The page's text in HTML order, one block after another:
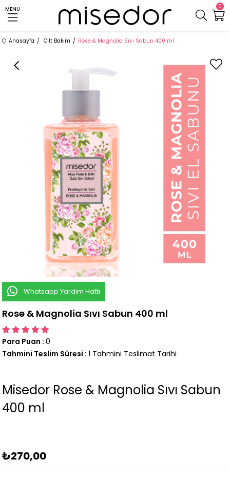
0
MENU
Anasayfa Cilt Bakım Rose & Magnolia Sıvı Sabun 400 ml
Whatsapp Yardım Hattı
Rose & Magnolia Sıvı Sabun 400 ml
Para Puan : 0
Tahmini Teslim Süresi : 1 Tahmini Teslimat Tarihi
Misedor Rose & Magnolia Sıvı Sabun
400 ml
₺270,00